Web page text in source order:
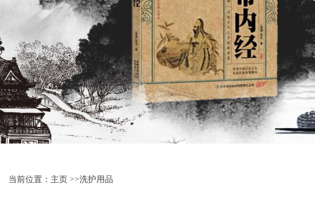
当前位置： 主页 >>洗护用品